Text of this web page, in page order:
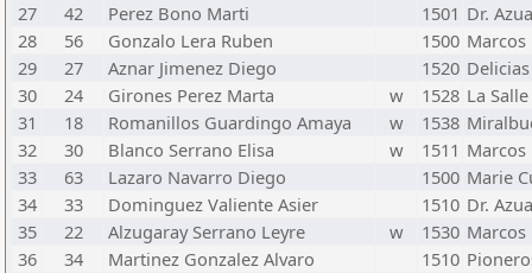
27
42 Perez Bono Marti 1501 Dr. Azua
28
56 Gonzalo Lera Ruben 1500 Marcos
29
27 Aznar Jimenez Diego 1520 Delicias
30
24 Girones Perez Marta w 1528 La
31
18 Romanillos Guardingo Amaya w 1538
32
30 Blanco Serrano Elisa w 1511 Marcos
33
63 Lazaro Navarro Diego 1500 Marie
34
33 Dominguez Valiente Asier 1510 Dr. Azua
35
22 Alzugaray Serrano Leyre w 1530 Marcos
36
34 Martinez Gonzalez Alvaro 1510